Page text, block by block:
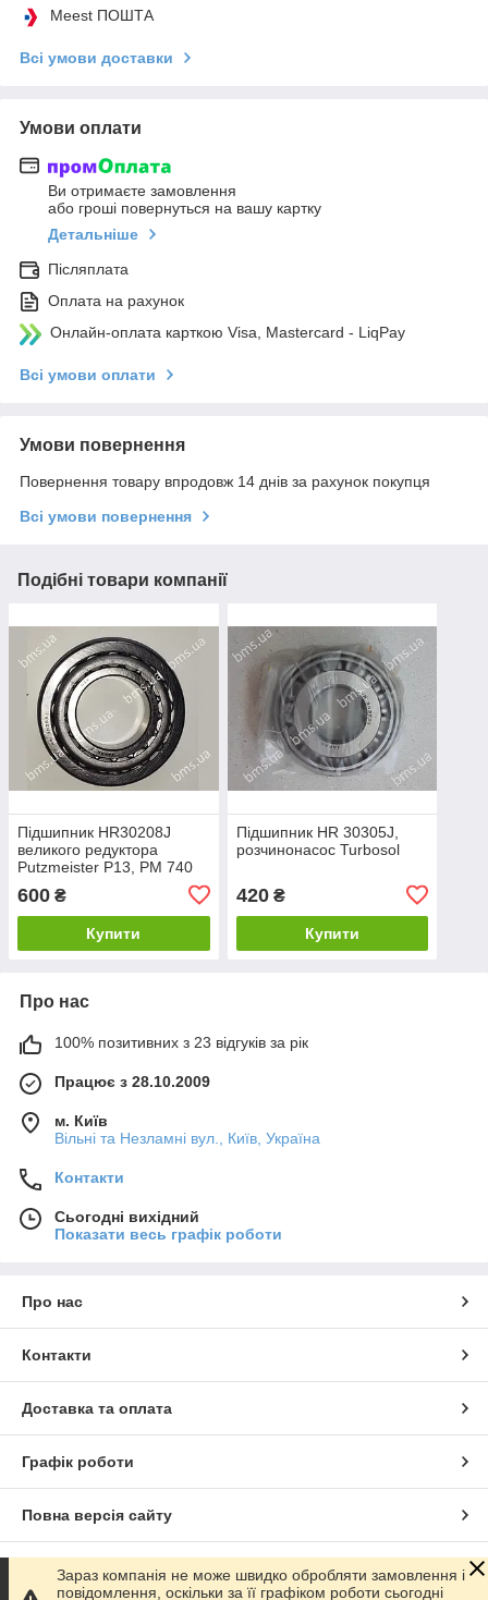
Meest ПОШТА
Всі умови доставки
Умови оплати
Ви отримаєте замовлення
або гроші повернуться на вашу картку
Детальніше
Післяплата
Оплата на рахунок
Онлайн-оплата карткою Visa, Mastercard - LiqPay
Всі умови оплати
Умови повернення
Повернення товару впродовж 14 днів за рахунок покупця
Всі умови повернення
Подібні товари компанії
Підшипник HR30208J
великого редуктора
Putzmeister P13, PМ 740
600 ₴
Купити
Підшипник HR 30305J,
розчинонасос Turbosol
420₴
Купити
Про нас
100% позитивних з 23 відгуків за рік
Працює з 28.10.2009
м. Київ
Вільні та Незламні вул., Київ, Україна
Контакти
Сьогодні вихідний
Показати весь графік роботи
Про нас
Контакти
Доставка та оплата
Графік роботи
Повна версія сайту
Сайт створено на маркетплейсі Prom.ua
Зараз компанія не може швидко обробляти замовлення і
повідомлення, оскільки за її графіком роботи сьогодні